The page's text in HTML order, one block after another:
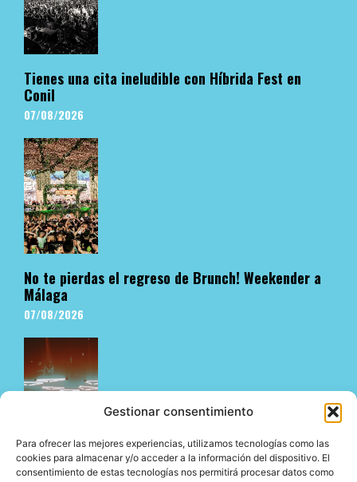
Gestionar consentimiento
Para ofrecer las mejores experiencias, utilizamos tecnologías como las
cookies para almacenar y/o acceder a la información del dispositivo. El
consentimiento de estas tecnologías nos permitirá procesar datos como
Tienes una cita ineludible con Híbrida Fest en
Conil
07/08/2026
No te pierdas el regreso de Brunch! Weekender a
Málaga
07/08/2026
El underground en Ibiza es cosa de Pyramid